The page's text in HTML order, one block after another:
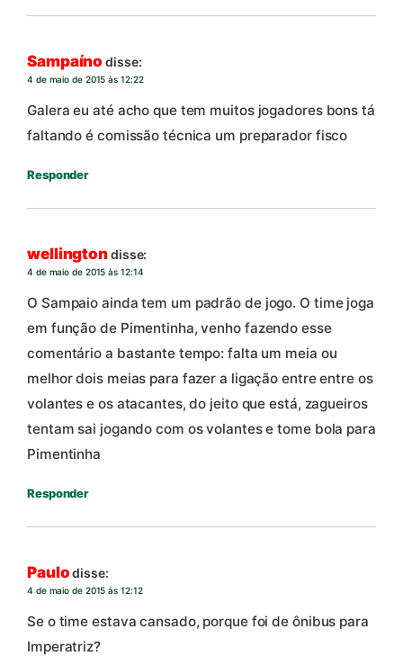
Sampaíno disse:
4 de maio de 2015 às 12:22
Galera eu até acho que tem muitos jogadores bons tá
faltando é comissão técnica um preparador fisco
Responder
wellingtondisse:
4 de maio de 2015 às 12:14
O Sampaio ainda tem um padrão de jogo. O time joga
em função de Pimentinha, venho fazendo esse
comentário a bastante tempo: falta um meia ou
melhor dois meias para fazer a ligação entre entre os
volantes e os atacantes, do jeito que está, zagueiros
tentam sai jogando com os volantes e tome bola para
Pimentinha
Responder
Paulo disse:
4 de maio de 2015 às 12:12
Se o time estava cansado, porque foi de ônibus para
Imperatriz?